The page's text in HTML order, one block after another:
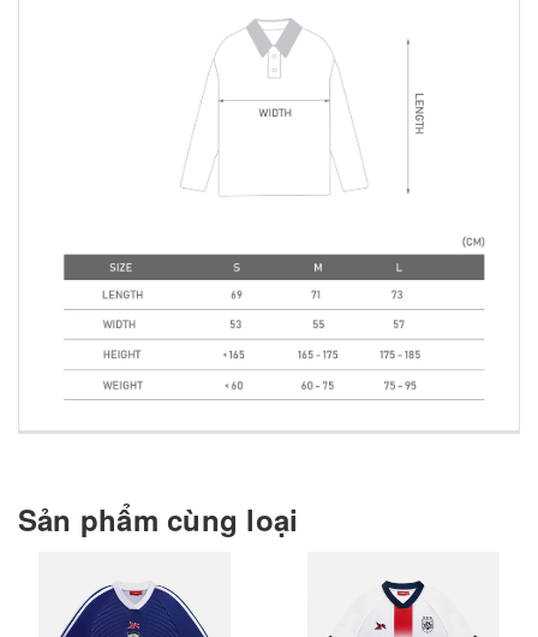
Sản phẩm cùng loại